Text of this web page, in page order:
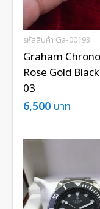
รหัสสินค้า Ga-00193
Graham
Rose Gold
03
6,500 บาท